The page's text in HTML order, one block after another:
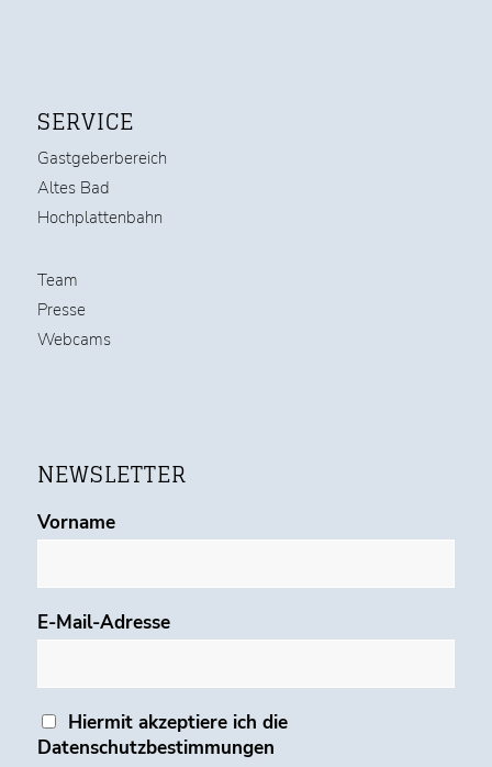
SERVICE
Gastgeberbereich
Altes Bad
Hochplattenbahn
Team
Presse
Webcams
NEWSLETTER
Vorname
E-Mail-Adresse
Hiermit akzeptiere ich die
Datenschutzbestimmungen